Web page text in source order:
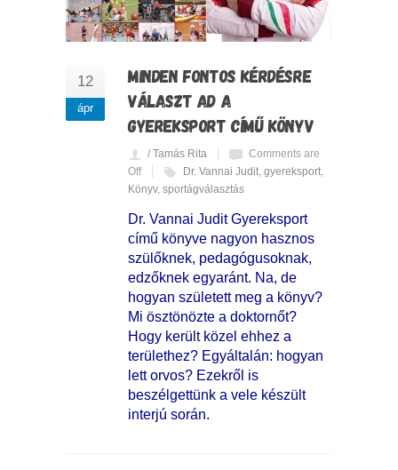
12
ápr
MINDEN FONTOS KÉRDÉSRE
VÁLASZT AD A
GYEREKSPORT CÍMŰ KÖNYV
/ Tamás Rita
Comments are
Off
Dr. Vannai Judit, gyereksport,
Könyv, sportágválasztás
Dr. Vannai Judit Gyereksport
című könyve nagyon hasznos
szülőknek, pedagógusoknak,
edzőknek egyaránt. Na, de
hogyan született meg a könyv?
Mi ösztönözte a doktornőt?
Hogy került közel ehhez a
területhez? Egyáltalán: hogyan
lett orvos? Ezekről is
beszélgettünk a vele készült
interjú során.